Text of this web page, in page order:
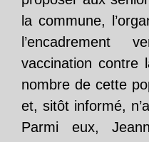
la commune,
vaccination contre
nombre de cette
et, sitôt informé,
Parmi eux,